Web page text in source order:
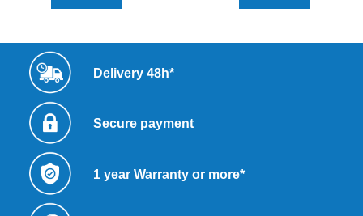
Delivery 48h*
Secure payment
1 year Warranty or more*